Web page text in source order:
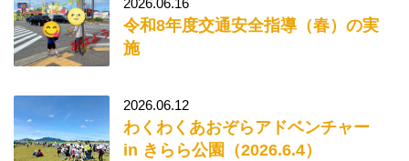
2026.06.16
令和8年度交通安全指導（春）の実
施
2026.06.12
わくわくあおぞらアドベンチャー
in きらら公園（2026.6.4）